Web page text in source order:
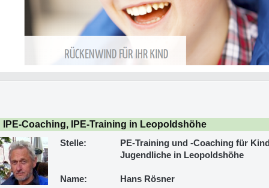
IPE-Coaching, IPE-Training in Leopoldshöhe
Stelle:
PE-Training und -Coaching für
Jugendliche in Leopoldshöhe
Name: Hans Rösner